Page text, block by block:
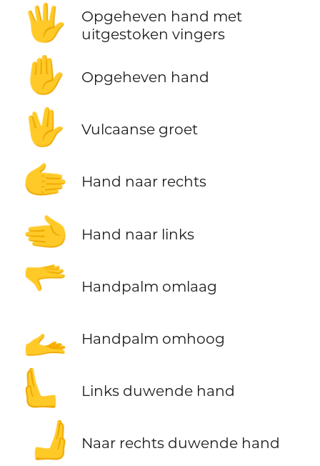
🖐️
Opgeheven hand met
uitgestoken vingers
✋ Opgeheven hand
🖖 Vulcaanse groet
🫱 Hand naar rechts
🫲 Hand naar links
🫳 Handpalm omlaag
🫴 Handpalm omhoog
🫷 Links duwende hand
🫸 Naar rechts duwende hand